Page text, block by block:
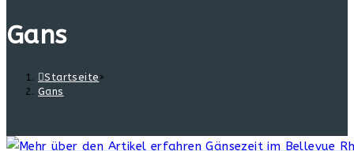
Gans
Startseite>
Gans